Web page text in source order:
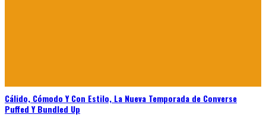
Cálido, Cómodo Y Con Estilo, La Nueva Temporada de Converse
Puffed Y Bundled Up